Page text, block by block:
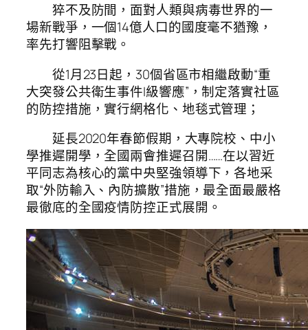
猝不及防間，面對人類與病毒世界的一
場新戰爭，一個14億人口的國度毫不猶豫，
率先打響阻擊戰。
從1月23日起，30個省區市相繼啟動“重
大突發公共衛生事件I級響應”，制定落實社區
的防控措施，實行網格化、地毯式管理；
延長2020年春節假期，大專院校、中小
學推遲開學，全國兩會推遲召開……在以習近
平同志為核心的黨中央堅強領導下，各地采
取“外防輸入、內防擴散”措施，最全面最嚴格
最徹底的全國疫情防控正式展開。